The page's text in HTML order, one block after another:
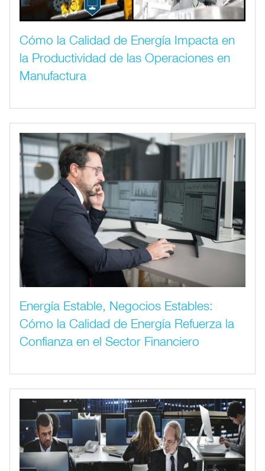
Cómo la Calidad de Energía Impacta en
la Productividad de las Operaciones en
Manufactura
Energía Estable, Negocios Estables:
Cómo la Calidad de Energía Refuerza la
Confianza en el Sector Financiero